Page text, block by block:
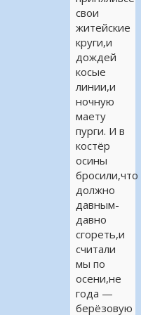
свои
житейские
круги,и
дождей
косые
линии,и
ночную
маету
пурги. И в
костёр
осины
бросили,что
должно
давным-
давно
сгореть,и
считали
мы по
осени,не
года —
берёзовую